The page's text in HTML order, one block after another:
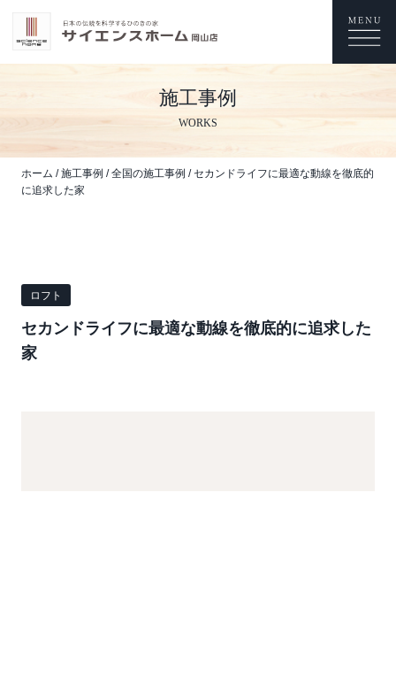
施工事例
WORKS
ホーム /施工事例 /全国の施工事例 /セカンドライフに最適な動線を徹底的
に追求した家
ロフト
セカンドライフに最適な動線を徹底的に追求した
家